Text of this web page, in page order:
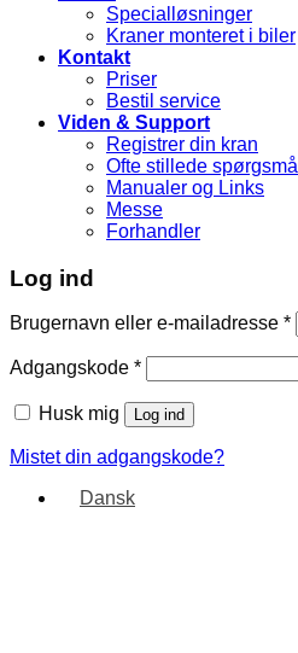
Specialløsninger
Kraner monteret i biler
Kontakt
Priser
Bestil service
Viden & Support
Registrer din kran
Ofte stillede spørgsmål
Manualer og Links
Messe
Forhandler
Log ind
Brugernavn eller e-mailadresse *
Adgangskode *
Husk mig Log ind
Mistet din adgangskode?
Dansk